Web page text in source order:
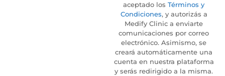
aceptado los Términos y
Condiciones, y autorizás a
Medify Clinic a enviarte
comunicaciones por correo
electrónico. Asimismo, se
creará automáticamente una
cuenta en nuestra plataforma
y serás redirigido a la misma.